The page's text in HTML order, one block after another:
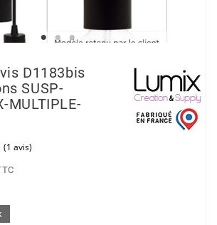
D1183bis
SUSP-
MULTIPLE-